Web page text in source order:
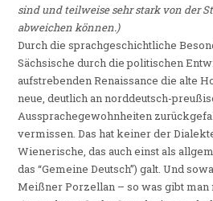
sind und teilweise sehr stark von der
abweichen können.)
Durch die sprachgeschichtliche
Sächsische durch die politischen
aufstrebenden Renaissance die alte
neue, deutlich an norddeutsch-
Aussprachegewohnheiten
vermissen. Das hat keiner der
Wienerische, das auch einst als
das “Gemeine Deutsch”) galt. Und
Meißner Porzellan – so was gibt man